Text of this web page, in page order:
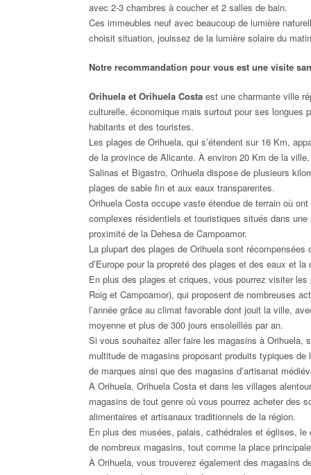
avec 2-3 chambres à coucher et 2 salles de bain.
Ces immeubles neuf avec beaucoup de lumière
choisit situation, jouissez de la lumière solaire du
Notre recommandation pour vous est une visite
Orihuela et Orihuela Costa est une charmante ville
culturelle, économique mais surtout pour ses longues
habitants et des touristes.
Les plages de Orihuela, qui s’étendent sur 16 Km,
de la province de Alicante. À environ 20 Km de la
Salinas et Bigastro, Orihuela dispose de plusieurs
plages de sable fin et aux eaux transparentes.
Orihuela Costa occupe vaste étendue de terrain où
complexes résidentiels et touristiques situés dans
proximité de la Dehesa de Campoamor.
La plupart des plages de Orihuela sont récompensées
d’Europe pour la propreté des plages et des eaux et
En plus des plages et criques, vous pourrez visiter
Roig et Campoamor), qui proposent de nombreuses
l’année grâce au climat favorable dont jouit la ville,
moyenne et plus de 300 jours ensoleillés par an.
Si vous souhaitez aller faire les magasins à Orihuela,
multitude de magasins proposant produits typiques
de marques ainsi que des magasins d’artisanat
À Orihuela, Orihuela Costa et dans les villages
magasins de tout genre où vous pourrez acheter des
alimentaires et artisanaux traditionnels de la région.
En plus des musées, palais, cathédrales et églises,
de nombreux magasins, tout comme la place
À Orihuela, vous trouverez également des magasins